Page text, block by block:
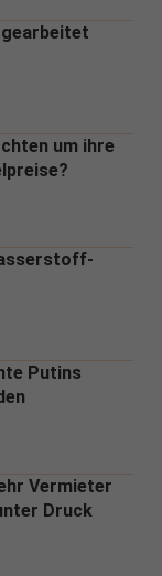
gearbeitet
um ihre
Putins
Vermieter
Druck